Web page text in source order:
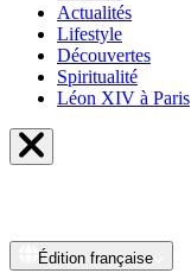
Actualités
Lifestyle
Découvertes
Spiritualité
Léon XIV à Paris
Édition française